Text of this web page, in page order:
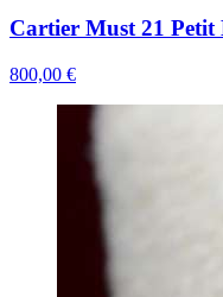
Cartier Must 21 Petit
800,00 €